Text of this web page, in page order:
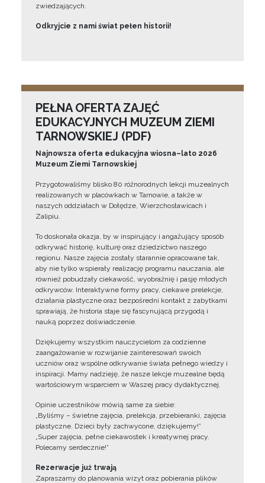
zwiedzających.
Odkryjcie z nami świat pełen historii!
PEŁNA OFERTA ZAJĘĆ
EDUKACYJNYCH MUZEUM ZIEMI
TARNOWSKIEJ (PDF)
Najnowsza oferta edukacyjna wiosna–lato 2026
Muzeum Ziemi Tarnowskiej
Przygotowaliśmy blisko 80 różnorodnych lekcji muzealnych
realizowanych w placówkach w Tarnowie, a także w
naszych oddziałach w Dołędze, Wierzchosławicach i
Zalipiu.
To doskonała okazja, by w inspirujący i angażujący sposób
odkrywać historię, kulturę oraz dziedzictwo naszego
regionu. Nasze zajęcia zostały starannie opracowane tak,
aby nie tylko wspierały realizację programu nauczania, ale
również pobudzały ciekawość, wyobraźnię i pasję młodych
odkrywców. Interaktywne formy pracy, ciekawe prelekcje,
działania plastyczne oraz bezpośredni kontakt z zabytkami
sprawiają, że historia staje się fascynującą przygodą i
nauką poprzez doświadczenie.
Dziękujemy wszystkim nauczycielom za codzienne
zaangażowanie w rozwijanie zainteresowań swoich
uczniów oraz wspólne odkrywanie świata pełnego wiedzy i
inspiracji. Mamy nadzieję, że nasze lekcje muzealne będą
wartościowym wsparciem w Waszej pracy dydaktycznej.
Opinie uczestników mówią same za siebie:
„Byliśmy – świetne zajęcia, prelekcja, przebieranki, zajęcia
plastyczne. Dzieci były zachwycone, dziękujemy!”
„Super zajęcia, pełne ciekawostek i kreatywnej pracy.
Polecamy serdecznie!”
Rezerwacje już trwają
Zapraszamy do planowania wizyt oraz pobierania plików